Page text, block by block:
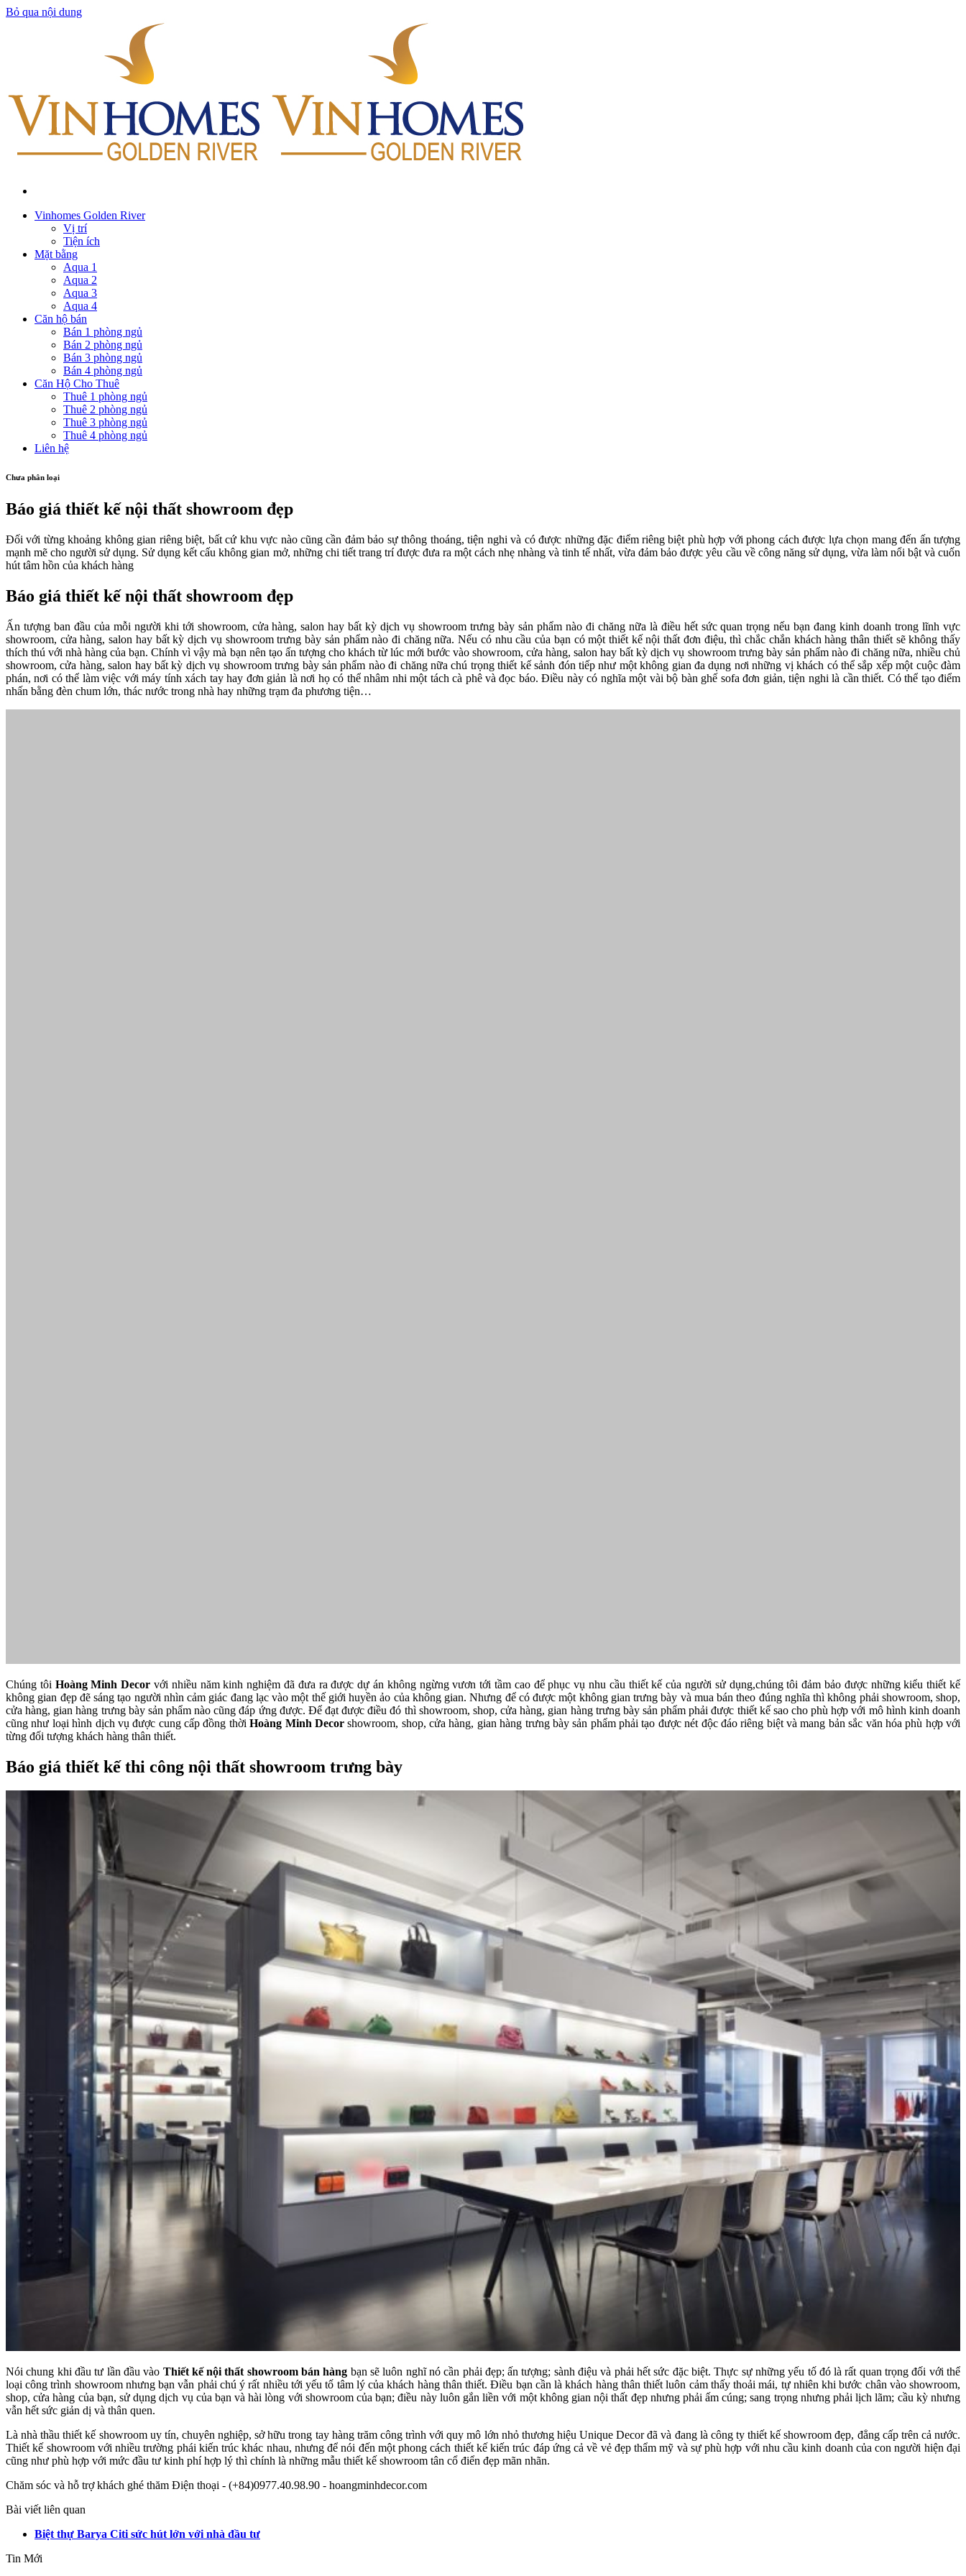
Bỏ qua nội dung
Vinhomes Golden River
Vị trí
Tiện ích
Mặt bằng
Aqua 1
Aqua 2
Aqua 3
Aqua 4
Căn hộ bán
Bán 1 phòng ngủ
Bán 2 phòng ngủ
Bán 3 phòng ngủ
Bán 4 phòng ngủ
Căn Hộ Cho Thuê
Thuê 1 phòng ngủ
Thuê 2 phòng ngủ
Thuê 3 phòng ngủ
Thuê 4 phòng ngủ
Liên hệ
Chưa phân loại
Báo giá thiết kế nội thất showroom đẹp
Đối với từng khoảng không gian riêng biệt, bất cứ khu vực nào cũng cần đảm bảo sự thông thoáng, tiện nghi và có được những đặc điểm riêng biệt phù hợp với phong cách được lựa chọn mang đến ấn tượng
mạnh mẽ cho người sử dụng. Sử dụng kết cấu không gian mở, những chi tiết trang trí được đưa ra một cách nhẹ nhàng và tinh tế nhất, vừa đảm bảo được yêu cầu về công năng sử dụng, vừa làm nổi bật và cuốn
hút tâm hồn của khách hàng
Báo giá thiết kế nội thất showroom đẹp
Ấn tượng ban đầu của mỗi người khi tới showroom, cửa hàng, salon hay bất kỳ dịch vụ showroom trưng bày sản phẩm nào đi chăng nữa là điều hết sức quan trọng nếu bạn đang kinh doanh trong lĩnh vực
showroom, cửa hàng, salon hay bất kỳ dịch vụ showroom trưng bày sản phẩm nào đi chăng nữa. Nếu có nhu cầu của bạn có một thiết kế nội thất đơn điệu, thì chắc chắn khách hàng thân thiết sẽ không thấy
thích thú với nhà hàng của bạn. Chính vì vậy mà bạn nên tạo ấn tượng cho khách từ lúc mới bước vào showroom, cửa hàng, salon hay bất kỳ dịch vụ showroom trưng bày sản phẩm nào đi chăng nữa, nhiều chủ
showroom, cửa hàng, salon hay bất kỳ dịch vụ showroom trưng bày sản phẩm nào đi chăng nữa chú trọng thiết kế sảnh đón tiếp như một không gian đa dụng nơi những vị khách có thể sắp xếp một cuộc đàm
phán, nơi có thể làm việc với máy tính xách tay hay đơn giản là nơi họ có thể nhâm nhi một tách cà phê và đọc báo. Điều này có nghĩa một vài bộ bàn ghế sofa đơn giản, tiện nghi là cần thiết. Có thể tạo điểm
nhấn bằng đèn chum lớn, thác nước trong nhà hay những trạm đa phương tiện…
Chúng tôi Hoàng Minh Decor với nhiều năm kinh nghiệm đã đưa ra được dự án không ngừng vươn tới tầm cao để phục vụ nhu cầu thiết kế của người sử dụng,chúng tôi đảm bảo được những kiểu thiết kế
không gian đẹp đẽ sáng tạo người nhìn cảm giác đang lạc vào một thế giới huyền ảo của không gian. Nhưng để có được một không gian trưng bày và mua bán theo đúng nghĩa thì không phải showroom, shop,
cửa hàng, gian hàng trưng bày sản phẩm nào cũng đáp ứng được. Để đạt được điều đó thì showroom, shop, cửa hàng, gian hàng trưng bày sản phẩm phải được thiết kế sao cho phù hợp với mô hình kinh doanh
cũng như loại hình dịch vụ được cung cấp đồng thờiHoàng Minh Decorshowroom, shop, cửa hàng, gian hàng trưng bày sản phẩm phải tạo được nét độc đáo riêng biệt và mang bản sắc văn hóa phù hợp với
từng đối tượng khách hàng thân thiết.
Báo giá thiết kế thi công nội thất showroom trưng bày
Nói chung khi đầu tư lần đầu vào Thiết kế nội thất showroom bán hàng bạn sẽ luôn nghĩ nó cần phải đẹp; ấn tượng; sành điệu và phải hết sức đặc biệt. Thực sự những yếu tố đó là rất quan trọng đối với thể
loại công trình showroom nhưng bạn vẫn phải chú ý rất nhiều tới yếu tố tâm lý của khách hàng thân thiết. Điều bạn cần là khách hàng thân thiết luôn cảm thấy thoải mái, tự nhiên khi bước chân vào showroom,
shop, cửa hàng của bạn, sử dụng dịch vụ của bạn và hài lòng với showroom của bạn; điều này luôn gắn liền với một không gian nội thất đẹp nhưng phải ấm cúng; sang trọng nhưng phải lịch lãm; cầu kỳ nhưng
vẫn hết sức giản dị và thân quen.
Là nhà thầu thiết kế showroom uy tín, chuyên nghiệp, sở hữu trong tay hàng trăm công trình với quy mô lớn nhỏ thương hiệu Unique Decor đã và đang là công ty thiết kế showroom đẹp, đẳng cấp trên cả nước.
Thiết kế showroom với nhiều trường phái kiến trúc khác nhau, nhưng để nói đến một phong cách thiết kế kiến trúc đáp ứng cả về vẻ đẹp thẩm mỹ và sự phù hợp với nhu cầu kinh doanh của con người hiện đại
cũng như phù hợp với mức đầu tư kinh phí hợp lý thì chính là những mẫu thiết kế showroom tân cổ điển đẹp mãn nhãn.
Chăm sóc và hỗ trợ khách ghé thăm Điện thoại - (+84)0977.40.98.90 - hoangminhdecor.com
Bài viết liên quan
Biệt thự Barya Citi sức hút lớn với nhà đầu tư
Tin Mới